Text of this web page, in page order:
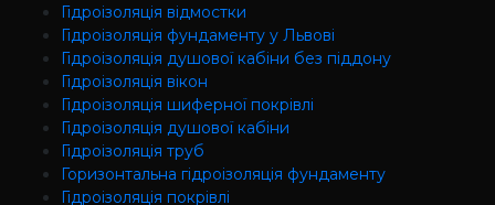
Гідроізоляція відмостки
Гідроізоляція фундаменту у Львові
Гідроізоляція душової кабіни без піддону
Гідроізоляція вікон
Гідроізоляція шиферної покрівлі
Гідроізоляція душової кабіни
Гідроізоляція труб
Горизонтальна гідроізоляція фундаменту
Гідроізоляція покрівлі